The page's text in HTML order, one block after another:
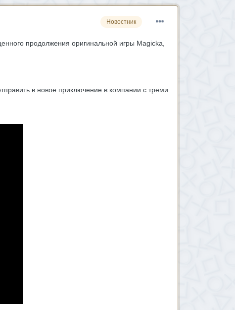
Новостник
продолжения оригинальной игры Magicka,
в новое приключение в компании с треми